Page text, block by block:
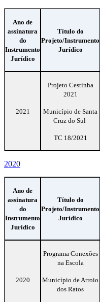
Ano de
assinatura
do
Instrumento
Jurídico
Título do
Projeto/Instrumento
Jurídico
2021
Projeto Cestinha
2021
Município de Santa
Cruz do Sul
TC 18/2021
2020
Ano de
assinatura
do
Instrumento
Jurídico
Título do
Projeto/Instrumento
Jurídico
2020
Programa Conexões
na Escola
Município de Arroio
dos Ratos